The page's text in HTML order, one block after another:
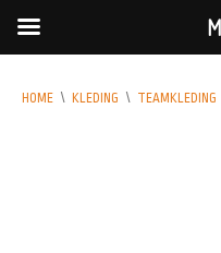
HOME \ KLEDING \ TEAMKLEDING